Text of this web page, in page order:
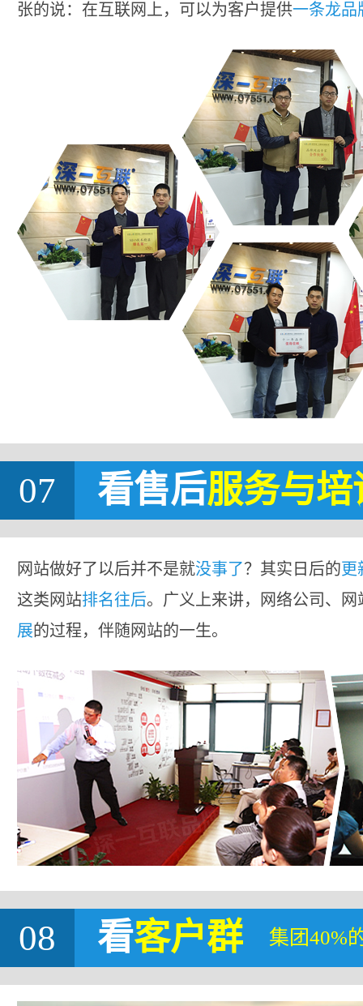
张的说：在互联网上，可以为客户提供一条龙品
07 看售后服务与培
网站做好了以后并不是就没事了？其实日后的更
这类网站排名往后。广义上来讲，网络公司、
展的过程，伴随网站的一生。
08 看客户群 集团40%